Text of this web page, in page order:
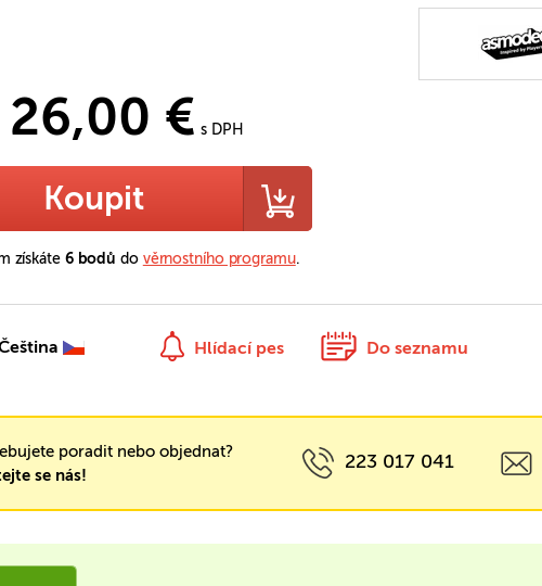
26,00 € s DPH
Koupit
získáte 6 bodů do věrnostního programu.
Hlídací pes Do seznamu
poradit nebo objednat?
se nás!
223 017 041